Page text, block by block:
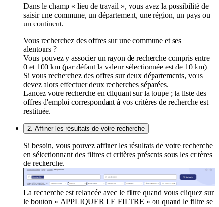
Dans le champ « lieu de travail », vous avez la possibilité de
saisir une commune, un département, une région, un pays ou
un continent.
Vous recherchez des offres sur une commune et ses
alentours ?
Vous pouvez y associer un rayon de recherche compris entre
0 et 100 km (par défaut la valeur sélectionnée est de 10 km).
Si vous recherchez des offres sur deux départements, vous
devez alors effectuer deux recherches séparées.
Lancez votre recherche en cliquant sur la loupe ; la liste des
offres d'emploi correspondant à vos critères de recherche est
restituée.
2. Affiner les résultats de votre recherche
Si besoin, vous pouvez affiner les résultats de votre recherche
en sélectionnant des filtres et critères présents sous les critères
de recherche.
La recherche est relancée avec le filtre quand vous cliquez sur
le bouton « APPLIQUER LE FILTRE » ou quand le filtre se